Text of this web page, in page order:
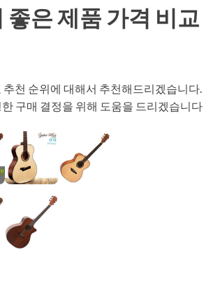
은 제품 가격 비교
천 순위에 대해서 추천해드리겠습니다.
구매 결정을 위해 도움을 드리겠습니다